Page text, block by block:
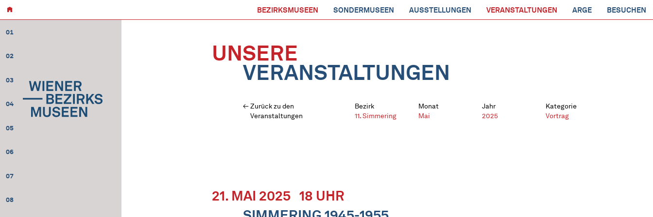
BEZIRKSMUSEEN SONDERMUSEEN AUSSTELLUNGEN VERANSTALTUNGEN ARGE BESUCHEN
01
02
03
04
05
06
07
08
UNSERE
VERANSTALTUNGEN
Zurück zu den
Veranstaltungen
Bezirk
11. Simmering
Monat
Mai
Jahr
2025
Kategorie
Vortrag
21. MAI 2025 18 UHR